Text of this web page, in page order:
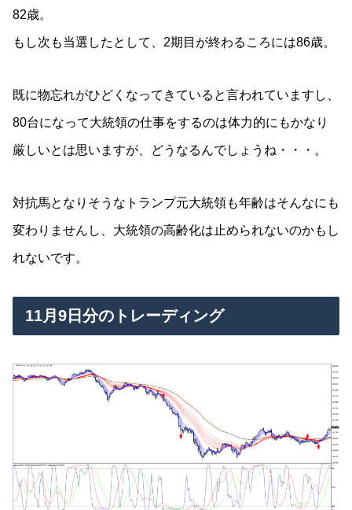
82歳。
もし次も当選したとして、2期目が終わるころには86歳。
既に物忘れがひどくなってきていると言われていますし、
80台になって大統領の仕事をするのは体力的にもかなり
厳しいとは思いますが、どうなるんでしょうね・・・。
対抗馬となりそうなトランプ元大統領も年齢はそんなにも
変わりませんし、大統領の高齢化は止められないのかもし
れないです。
11月9日分のトレーディング